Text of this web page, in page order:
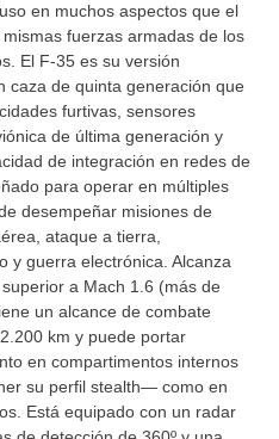
en muchos aspectos que el
fuerzas armadas de los
El F-35 es su versión
caza de quinta generación que
furtivas, sensores
de última generación y
de integración en redes de
para operar en múltiples
desempeñar misiones de
ataque a tierra,
y guerra electrónica. Alcanza
a Mach 1.6 (más de
un alcance de combate
km y puede portar
en compartimentos internos
su perfil stealth— como en
Está equipado con un radar